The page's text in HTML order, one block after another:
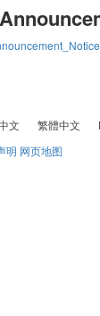
文 繁體中文
明 网页地图